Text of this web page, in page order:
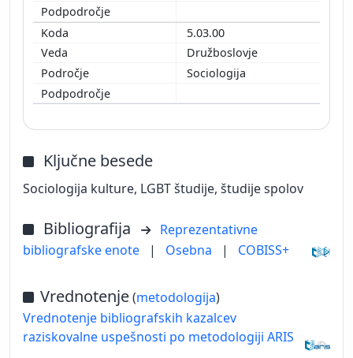
5.03.00
Družboslovje
Sociologija
Ključne besede
Sociologija kulture, LGBT študije, študije spolov
Bibliografija
Reprezentativne
bibliografske enote
| Osebna | COBISS+
Vrednotenje(metodologija)
Vrednotenje bibliografskih kazalcev
raziskovalne uspešnosti po metodologiji ARIS